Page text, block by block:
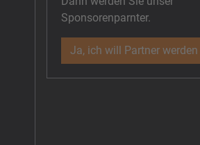
Sponsorenparnter.
Ja, ich will Partner werden